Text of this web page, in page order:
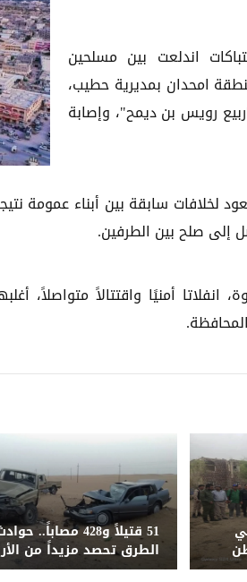
اندلعت بين مسلحين
امحدان بمديرية حطيب،
رويس بن ديمح"، وإصابة
لخلافات سابقة بين أبناء عمومة
إلى صلح بين الطرفين.
أمنيًا واقتتالاً متواصلاً،
51 قتيلاً و428 مصاباً..
الطرق تحصد مزيداً من
المحافظات اليمنية